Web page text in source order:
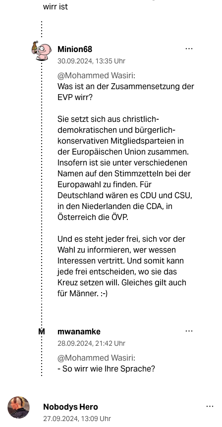
wirr ist
Minion68
30.09.2024, 13:35 Uhr
@Mohammed Wasiri:
Was ist an der Zusammensetzung der
EVP wirr?
Sie setzt sich aus christlich-
demokratischen und bürgerlich-
konservativen Mitgliedsparteien in
der Europäischen Union zusammen.
Insofern ist sie unter verschiedenen
Namen auf den Stimmzetteln bei der
Europawahl zu finden. Für
Deutschland wären es CDU und CSU,
in den Niederlanden die CDA, in
Österreich die ÖVP.
Und es steht jeder frei, sich vor der
Wahl zu informieren, wer wessen
Interessen vertritt. Und somit kann
jede frei entscheiden, wo sie das
Kreuz setzen will. Gleiches gilt auch
für Männer. :-)
M mwanamke
28.09.2024, 21:42 Uhr
@Mohammed Wasiri:
- So wirr wie Ihre Sprache?
Nobodys Hero
27.09.2024, 13:09 Uhr